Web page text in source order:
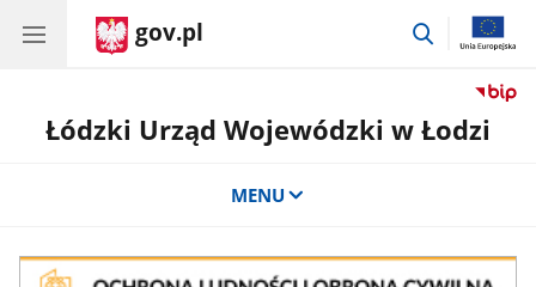
gov.pl
przejdź
Łódzki Urząd Wojewódzki w Łodzi
MENU